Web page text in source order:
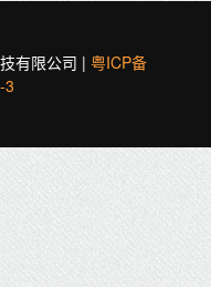
有限公司 | 粤ICP备
3